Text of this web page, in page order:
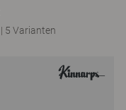
| 5 Varianten